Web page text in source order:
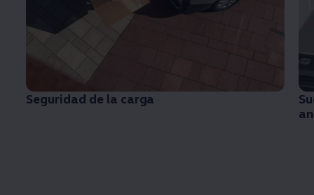
Seguridad de la carga